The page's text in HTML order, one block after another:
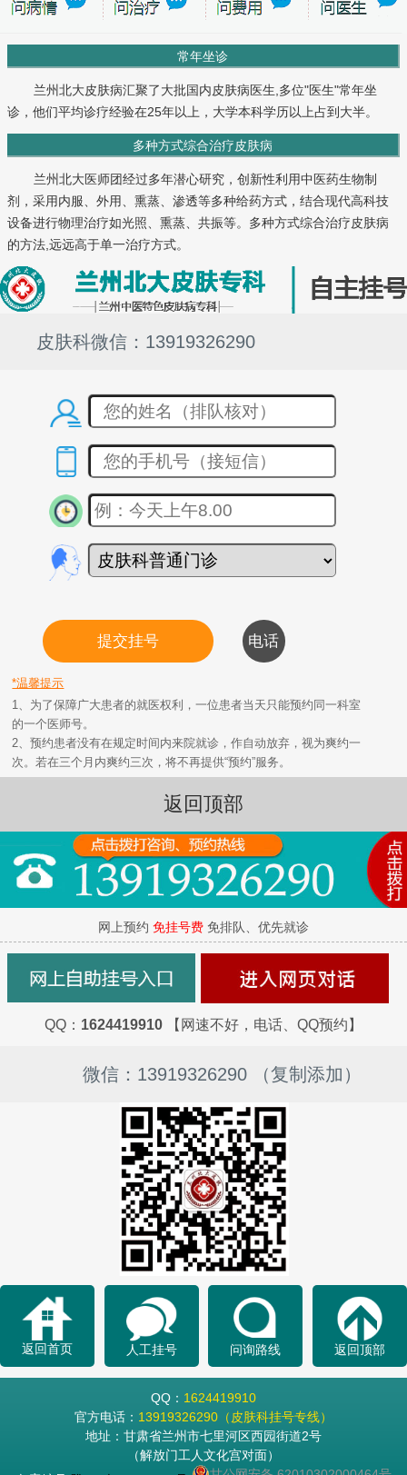
常年坐诊
兰州北大皮肤病汇聚了大批国内皮肤病医生,多位"医生"常年坐
诊，他们平均诊疗经验在25年以上，大学本科学历以上占到大半。
多种方式综合治疗皮肤病
兰州北大医师团经过多年潜心研究，创新性利用中医药生物制
剂，采用内服、外用、熏蒸、渗透等多种给药方式，结合现代高科技
设备进行物理治疗如光照、熏蒸、共振等。多种方式综合治疗皮肤病
的方法,远远高于单一治疗方式。
皮肤科微信：13919326290
*温馨提示
1、为了保障广大患者的就医权利，一位患者当天只能预约同一科室
的一个医师号。
2、预约患者没有在规定时间内来院就诊，作自动放弃，视为爽约一
次。若在三个月内爽约三次，将不再提供“预约”服务。
返回顶部
网上预约 免挂号费 免排队、优先就诊
QQ： 1624419910 【网速不好，电话、QQ预约】
微信：13919326290 （复制添加）
返回首页 人工挂号 问询路线 返回顶部
QQ： 1624419910
官方电话： 13919326290（皮肤科挂号专线）
地址：甘肃省兰州市七里河区西园街道2号
（解放门工人文化宫对面）